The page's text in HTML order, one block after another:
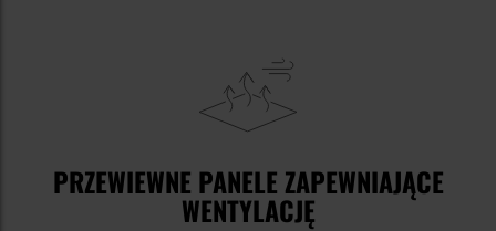
PRZEWIEWNE PANELE ZAPEWNIAJĄCE
WENTYLACJĘ